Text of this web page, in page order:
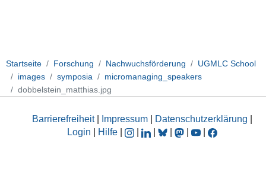
Startseite Forschung Nachwuchsförderung
UGMLC School
images
symposia
micromanaging_speakers
dobbelstein_matthias.jpg
Barrierefreiheit| Impressum Datenschutzerklärung
Login
Hilfe